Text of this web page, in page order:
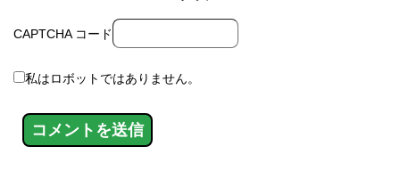
CAPTCHA コード
私はロボットではありません。